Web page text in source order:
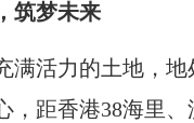
筑梦未来
活力的土地，地
，距香港38海里、